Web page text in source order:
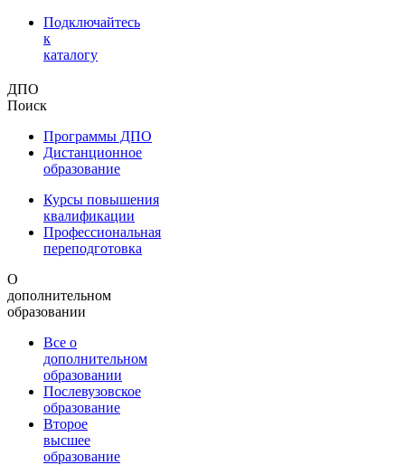
Подключайтесь
к
каталогу
ДПО
Поиск
Программы ДПО
Дистанционное
образование
Курсы повышения
квалификации
Профессиональная
переподготовка
О
дополнительном
образовании
Все о
дополнительном
образовании
Послевузовское
образование
Второе
высшее
образование